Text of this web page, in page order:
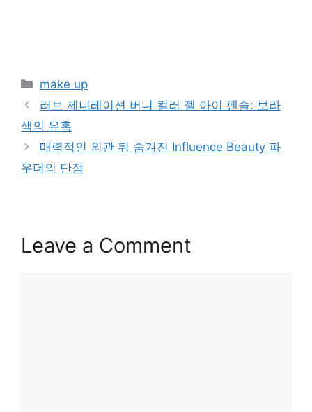
Categories
make up
러브 제너레이션 버니 컬러 젤 아이 펜슬: 보라
색의 유혹
매력적인 외관 뒤 숨겨진 Influence Beauty 파
우더의 단점
Leave a Comment